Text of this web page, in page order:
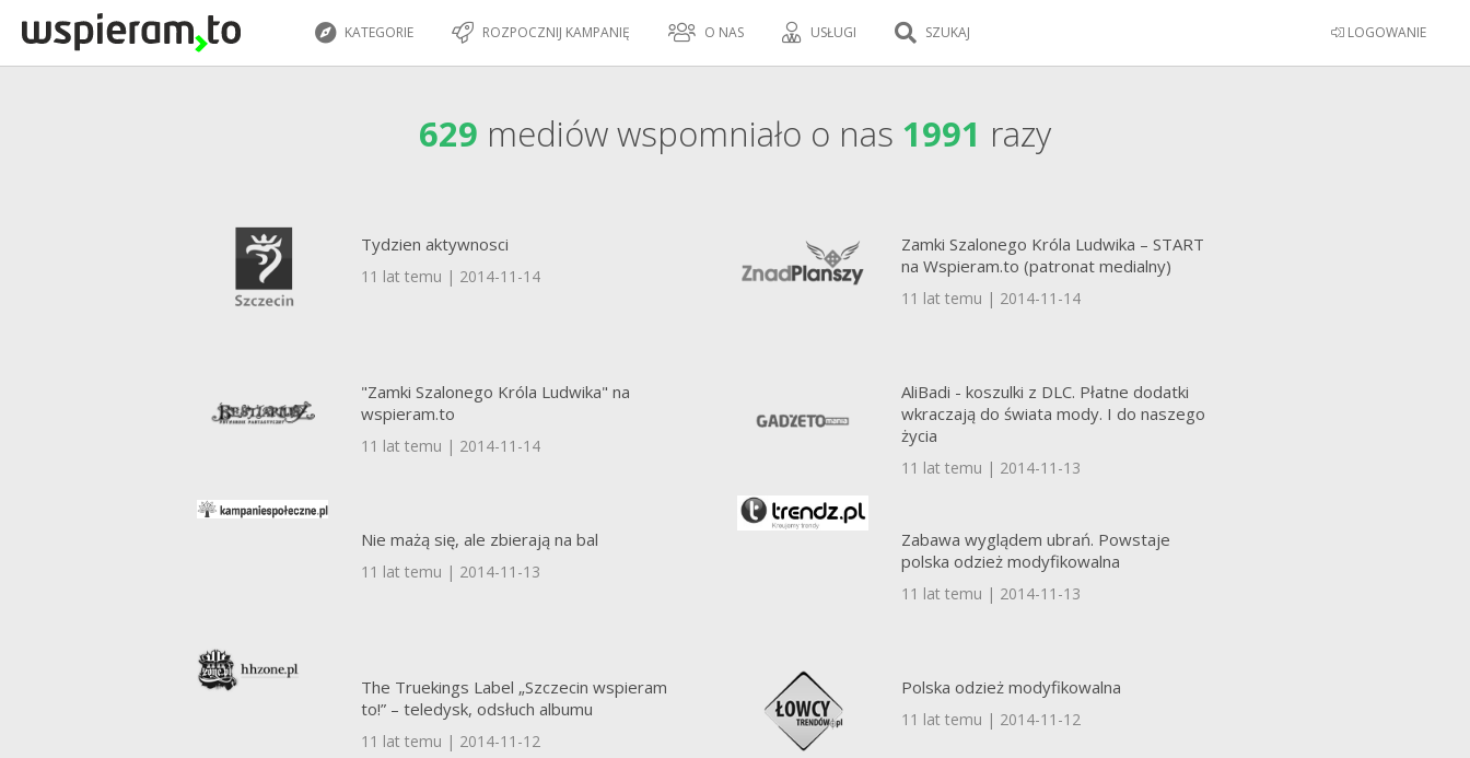
LOGOWANIE
KATEGORIE ROZPOCZNIJ KAMPANIĘ O NAS USŁUGI SZUKAJ
629 mediów wspomniało o nas 1991 razy
Tydzien aktywnosci
11 lat temu | 2014-11-14
Zamki Szalonego Króla Ludwika – START
na Wspieram.to (patronat medialny)
11 lat temu | 2014-11-14
"Zamki Szalonego Króla Ludwika" na
wspieram.to
11 lat temu | 2014-11-14
AliBadi - koszulki z DLC. Płatne dodatki
wkraczają do świata mody. I do naszego
życia
11 lat temu | 2014-11-13
Nie mażą się, ale zbierają na bal
11 lat temu | 2014-11-13
Zabawa wyglądem ubrań. Powstaje
polska odzież modyfikowalna
11 lat temu | 2014-11-13
The Truekings Label „Szczecin wspieram
to!” – teledysk, odsłuch albumu
11 lat temu | 2014-11-12
Polska odzież modyfikowalna
11 lat temu | 2014-11-12